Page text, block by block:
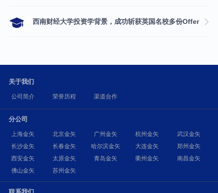
西南财经大学投资学背景，成功斩获英国名校多份Offer
关于我们
公司简介 荣誉历程 渠道合作
分公司
上海金矢 北京金矢 广州金矢 杭州金矢
武汉金矢
长沙金矢
长春金矢 哈尔滨金矢 大连金矢
郑州金矢
西安金矢
太原金矢 青岛金矢 衢州金矢
南昌金矢
佛山金矢
苏州金矢